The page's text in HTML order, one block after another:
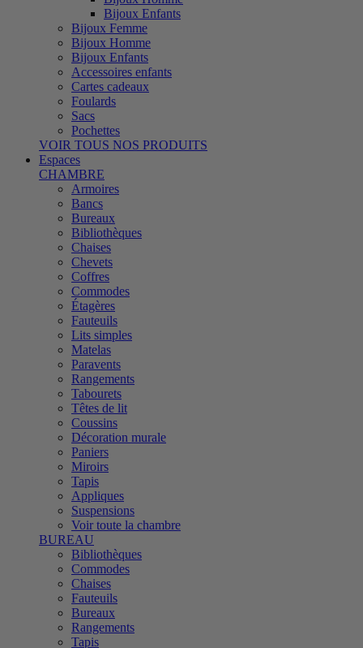
Bijoux Enfants
Bijoux Femme
Bijoux Homme
Bijoux Enfants
Accessoires enfants
Cartes cadeaux
Foulards
Sacs
Pochettes
VOIR TOUS NOS PRODUITS
Espaces
CHAMBRE
Armoires
Bancs
Bureaux
Bibliothèques
Chaises
Chevets
Coffres
Commodes
Étagères
Fauteuils
Lits simples
Matelas
Paravents
Rangements
Tabourets
Têtes de lit
Coussins
Décoration murale
Paniers
Miroirs
Tapis
Appliques
Suspensions
Voir toute la chambre
BUREAU
Bibliothèques
Commodes
Chaises
Fauteuils
Bureaux
Rangements
Tapis